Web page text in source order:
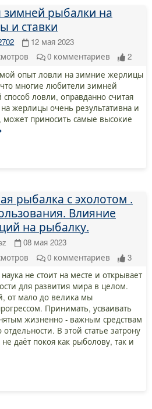
рыбалки на
и ставки
12 мая 2023
0 комментариев
2
мой опыт ловли на зимние жерлицы
многие любители зимней
ловли, оправданно считая
жерлицы очень результативна и
может приносить самые высокие
рыбалка с эхолотом .
Влияние
на рыбалку.
08 мая 2023
0 комментариев
3
не стоит на месте и открывает
для развития мира в целом.
от мало до велика мы
Принимать, усваивать
жизненно - важным средствам
В этой статье затрону
даёт покоя как рыболову, так и